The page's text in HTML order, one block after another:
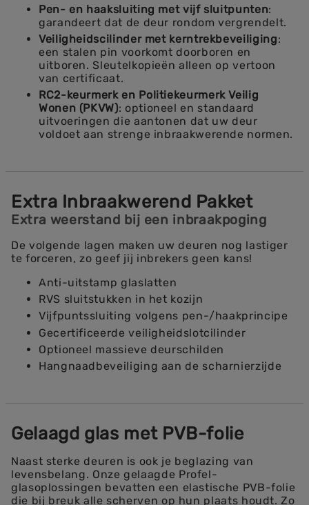
Pen- en haaksluiting met vijf sluitpunten:
garandeert dat de deur rondom vergrendelt.
Veiligheidscilinder met kerntrekbeveiliging:
een stalen pin voorkomt doorboren en
uitboren. Sleutelkopieën alleen op vertoon
van certificaat.
RC2-keurmerk en Politiekeurmerk Veilig
Wonen (PKVW): optioneel en standaard
uitvoeringen die aantonen dat uw deur
voldoet aan strenge inbraakwerende normen.
Extra Inbraakwerend Pakket
Extra weerstand bij een inbraakpoging
De volgende lagen maken uw deuren nog lastiger
te forceren, zo geef jij inbrekers geen kans!
Anti-uitstamp glaslatten
RVS sluitstukken in het kozijn
Vijfpuntssluiting volgens pen-/haakprincipe
Gecertificeerde veiligheidslotcilinder
Optioneel massieve deurschilden
Hangnaadbeveiliging aan de scharnierzijde
Gelaagd glas met PVB-folie
Naast sterke deuren is ook je beglazing van
levensbelang. Onze gelaagde Profel-
glasoplossingen bevatten een elastische PVB-folie
die bij breuk alle scherven op hun plaats houdt. Zo